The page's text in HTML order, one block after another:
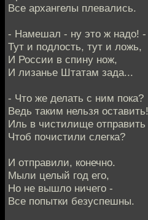
Все архангелы плевались.
- Намешал - ну это ж надо! -
Тут и подлость, тут и ложь,
И России в спину нож,
И лизанье Штатам зада...
- Что же делать с ним пока?
Ведь таким нельзя оставить!
Иль в чистилище отправить
Чтоб почистили слегка?
И отправили, конечно.
Мыли целый год его,
Но не вышло ничего -
Все попытки безуспешны.